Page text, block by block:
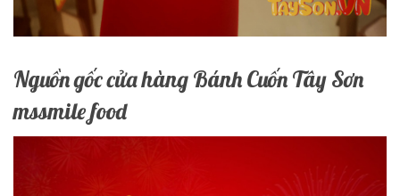
Nguồn gốc cửa hàng Bánh Cuốn Tây Sơn
mssmile food